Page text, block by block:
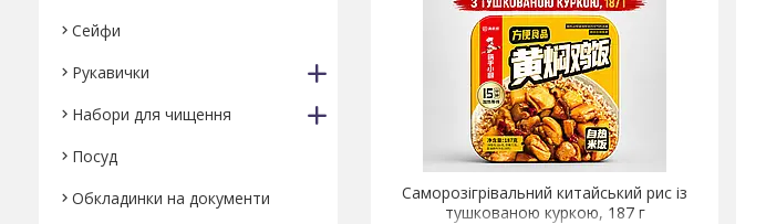
Саморозігрівальний китайський рис із
тушкованою куркою, 187 г
Сейфи
Рукавички
Набори для чищення
Посуд
Обкладинки на документи